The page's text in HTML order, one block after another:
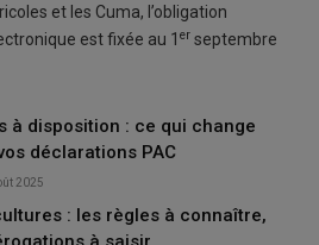
et les Cuma, l’obligation
est fixée au 1 er septembre
à disposition : ce qui change
déclarations PAC
2025
: les règles à connaître,